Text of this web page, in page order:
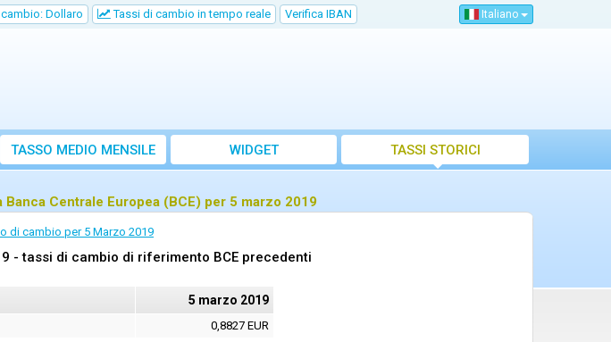
Dollaro Tassi di cambio in tempo reale Verifica IBAN Italiano
TASSO MEDIO MENSILE WIDGET TASSI STORICI
Centrale Europea (BCE) per 5 marzo 2019
di cambio per 5 Marzo 2019
- tassi di cambio di riferimento BCE precedenti
5 marzo 2019
0,8827 EUR